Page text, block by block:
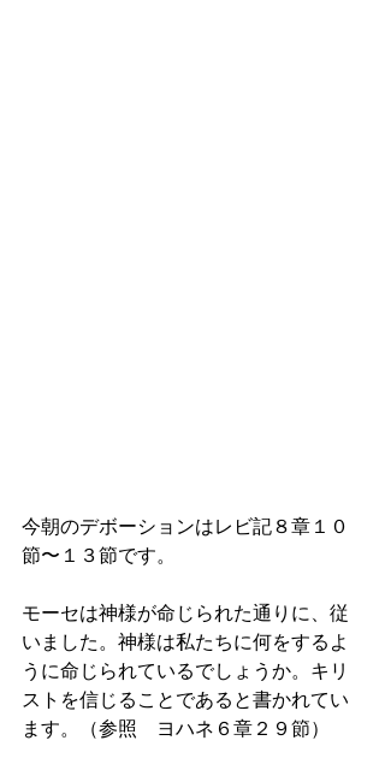
今朝のデボーションはレビ記８章１０
節〜１３節です。
モーセは神様が命じられた通りに、従
いました。神様は私たちに何をするよ
うに命じられているでしょうか。キリ
ストを信じることであると書かれてい
ます。（参照　ヨハネ６章２９節）